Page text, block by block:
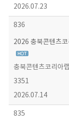
2026.07.23
836
2026 충북콘텐츠
충북콘텐츠코리아랩
3351
2026.07.14
835